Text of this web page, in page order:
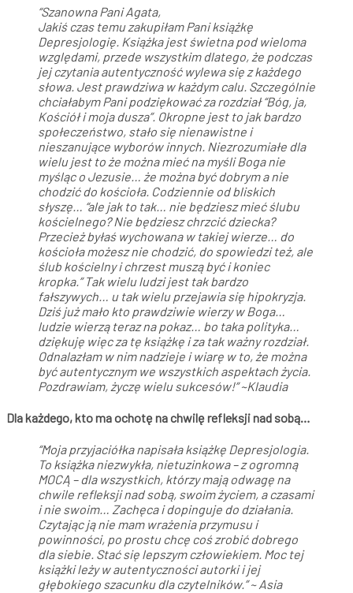
“Szanowna Pani Agata,
Jakiś czas temu zakupiłam Pani książkę
Depresjologię. Książka jest świetna pod wieloma
względami, przede wszystkim dlatego, że podczas
jej czytania autentyczność wylewa się z każdego
słowa. Jest prawdziwa w każdym calu. Szczególnie
chciałabym Pani podziękować za rozdział “Bóg, ja,
Kościół i moja dusza”. Okropne jest to jak bardzo
społeczeństwo, stało się nienawistne i
nieszanujące wyborów innych. Niezrozumiałe dla
wielu jest to że można mieć na myśli Boga nie
myśląc o Jezusie… że można być dobrym a nie
chodzić do kościoła. Codziennie od bliskich
słyszę… “ale jak to tak… nie będziesz mieć ślubu
kościelnego? Nie będziesz chrzcić dziecka?
Przecież byłaś wychowana w takiej wierze… do
kościoła możesz nie chodzić, do spowiedzi też, ale
ślub kościelny i chrzest muszą być i koniec
kropka.” Tak wielu ludzi jest tak bardzo
fałszywych… u tak wielu przejawia się hipokryzja.
Dziś już mało kto prawdziwie wierzy w Boga…
ludzie wierzą teraz na pokaz… bo taka polityka…
dziękuję więc za tę książkę i za tak ważny rozdział.
Odnalazłam w nim nadzieje i wiarę w to, że można
być autentycznym we wszystkich aspektach życia.
Pozdrawiam, życzę wielu sukcesów!” ~Klaudia
Dla każdego, kto ma ochotę na chwilę refleksji nad sobą…
“Moja przyjaciółka napisała książkę Depresjologia.
To książka niezwykła, nietuzinkowa – z ogromną
MOCĄ – dla wszystkich, którzy mają odwagę na
chwile refleksji nad sobą, swoim życiem, a czasami
i nie swoim… Zachęca i dopinguje do działania.
Czytając ją nie mam wrażenia przymusu i
powinności, po prostu chcę coś zrobić dobrego
dla siebie. Stać się lepszym człowiekiem. Moc tej
książki leży w autentyczności autorki i jej
głębokiego szacunku dla czytelników.” ~ Asia